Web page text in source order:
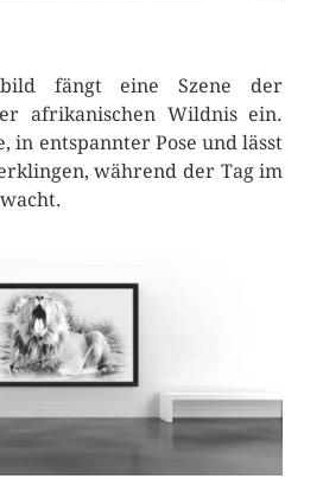
fängt eine Szene der
afrikanischen Wildnis ein.
in entspannter Pose und lässt
während der Tag im